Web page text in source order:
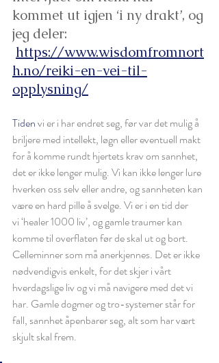
kommet ut igjen ‘i ny drakt’, og
jeg deler:
https://www.wisdomfromnort
h.no/reiki-en-vei-til-
opplysning/
Tiden vi er i har endret seg, før var det mulig å
briljere med intellekt, løgn eller eventuell makt
for å komme rundt hjertets krav om sannhet,
det er ikke lenger mulig. Vi kan ikke lenger lure
hverken oss selv eller andre, og sannheten kan
være en hard pille å svelge. Vi er i en tid der
vi ‘healer 1000 liv’, og gamle traumer kan
komme til overflaten før de skal ut og bort.
Celleminner som må anerkjennes. Det er ikke
nødvendigvis enkelt, for det skjer i vårt
hverdagslige liv og vi må navigere med det vi
har. Gamle dogmer og tro-systemer står for
fall, sannhet åpenbarer seg, alt som har vært
skjult skal frem.